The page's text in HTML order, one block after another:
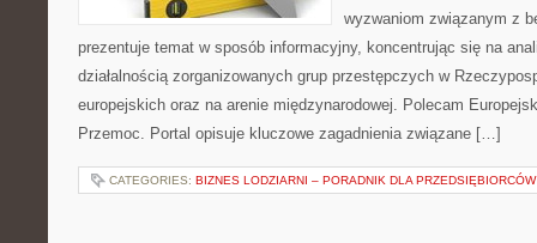
wyzwaniom związanym z
prezentuje temat w sposób informacyjny, koncentrując się na
działalnością zorganizowanych grup przestępczych w
europejskich oraz na arenie międzynarodowej. Polecam
Przemoc. Portal opisuje kluczowe zagadnienia związane […]
CATEGORIES: BIZNES LODZIARNI – PORADNIK DLA PRZEDSIĘBIORCÓW